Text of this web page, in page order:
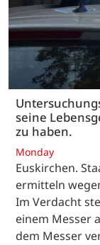
seine
zu haben.
Monday
Euskirchen.
ermitteln
Im Verdacht
einem Messer
dem Messer